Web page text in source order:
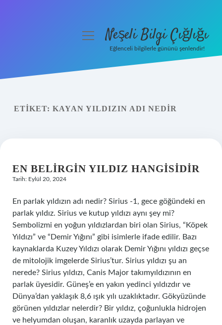
Yasal Uyarı
menüyüNeşeli Bilgi Çığlığı
Eğlenceli bilgilerle gününü şenlendir!
ETIKET: KAYAN YILDIZIN ADI NEDIR
EN BELIRGIN YILDIZ HANGISIDIR
Tarih: Eylül 20, 2024
En parlak yıldızın adı nedir? Sirius -1, gece göğündeki en
parlak yıldız. Sirius ve kutup yıldızı aynı şey mi?
Sembolizmi en yoğun yıldızlardan biri olan Sirius, “Köpek
Yıldızı” ve “Demir Yığını” gibi isimlerle ifade edilir. Bazı
kaynaklarda Kuzey Yıldızı olarak Demir Yığını yıldızı geçse
de mitolojik imgelerde Sirius’tur. Sirius yıldızı şu an
nerede? Sirius yıldızı, Canis Major takımyıldızının en
parlak üyesidir. Güneş’e en yakın yedinci yıldızdır ve
Dünya’dan yaklaşık 8,6 ışık yılı uzaklıktadır. Gökyüzünde
görünen yıldızlar nelerdir? Bir yıldız, çoğunlukla hidrojen
ve helyumdan oluşan, karanlık uzayda parlayan ve